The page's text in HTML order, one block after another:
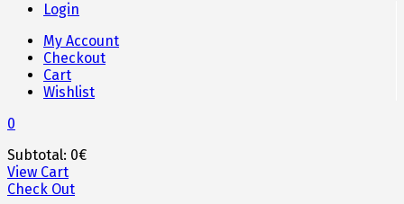
Login
My Account
Checkout
Cart
Wishlist
0
Subtotal: 0€
View Cart
Check Out